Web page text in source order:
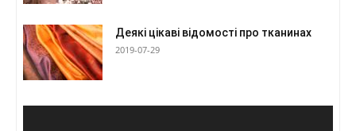
Деякі цікаві відомості про тканинах
2019-07-29